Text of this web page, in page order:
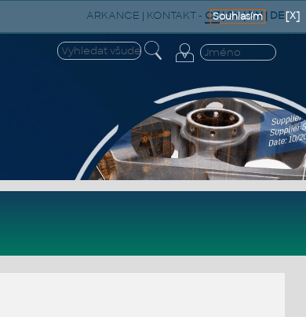
ARKANCE | KONTAKT- CZ|SK|EN| DE[X]
Souhlasím